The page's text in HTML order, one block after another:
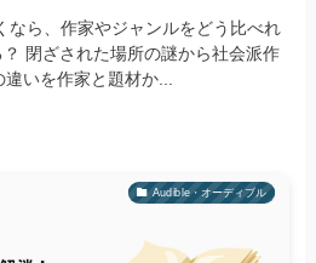
なら、作家やジャンルをどう比べれ
閉ざされた場所の謎から社会派作
いを作家と題材か...
Audible・オーディブル